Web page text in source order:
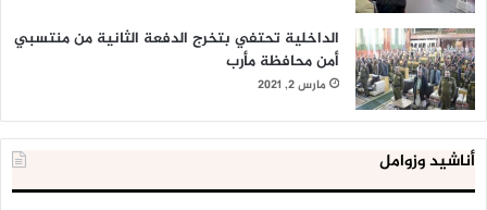
الداخلية تحتفي بتخرج الدفعة الثانية من منتسبي
أمن محافظة مأرب
مارس 2, 2021
أناشيد وزوامل